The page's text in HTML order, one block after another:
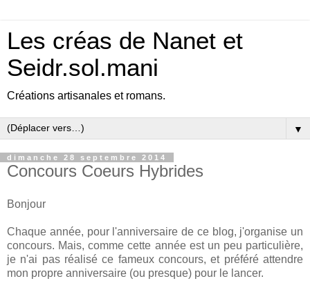
Les créas de Nanet et
Seidr.sol.mani
Créations artisanales et romans.
▼
dimanche 28 septembre 2014
Concours Coeurs Hybrides
Bonjour
Chaque année, pour l'anniversaire de ce blog, j'organise un
concours. Mais, comme cette année est un peu particulière,
je n'ai pas réalisé ce fameux concours, et préféré attendre
mon propre anniversaire (ou presque) pour le lancer.